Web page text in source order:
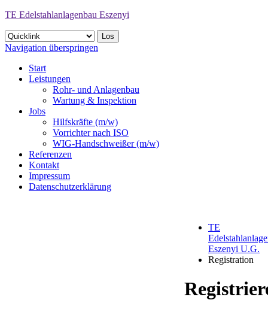
TE Edelstahlanlagenbau Eszenyi
Navigation überspringen
Start
Leistungen
Rohr- und Anlagenbau
Wartung & Inspektion
Jobs
Hilfskräfte (m/w)
Vorrichter nach ISO
WIG-Handschweißer (m/w)
Referenzen
Kontakt
Impressum
Datenschutzerklärung
TE
Eszenyi U.G.
Registration